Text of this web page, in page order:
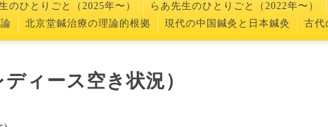
のひとりごと（2025年〜） らあ先生のひとりごと（2022年〜）
北京堂鍼治療の理論的根拠 現代の中国鍼灸と日本鍼灸 古代
ィース空き状況）